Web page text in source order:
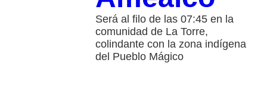
Será al filo de las 07:45 en la
comunidad de La Torre,
colindante con la zona indígena
del Pueblo Mágico